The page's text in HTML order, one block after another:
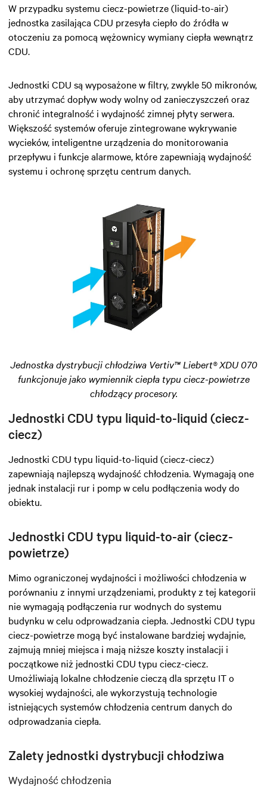
W przypadku systemu ciecz-powietrze (liquid-to-air)
jednostka zasilająca CDU przesyła ciepło do źródła w
otoczeniu za pomocą wężownicy wymiany ciepła wewnątrz
CDU.
Jednostki CDU są wyposażone w filtry, zwykle 50 mikronów,
aby utrzymać dopływ wody wolny od zanieczyszczeń oraz
chronić integralność i wydajność zimnej płyty serwera.
Większość systemów oferuje zintegrowane wykrywanie
wycieków, inteligentne urządzenia do monitorowania
przepływu i funkcje alarmowe, które zapewniają wydajność
systemu i ochronę sprzętu centrum danych.
Jednostka dystrybucji chłodziwa Vertiv™ Liebert® XDU 070
funkcjonuje jako wymiennik ciepła typu ciecz-powietrze
chłodzący procesory.
Jednostki CDU typu liquid-to-liquid (ciecz-
ciecz)
Jednostki CDU typu liquid-to-liquid (ciecz-ciecz)
zapewniają najlepszą wydajność chłodzenia. Wymagają one
jednak instalacji rur i pomp w celu podłączenia wody do
obiektu.
Jednostki CDU typu liquid-to-air (ciecz-
powietrze)
Mimo ograniczonej wydajności i możliwości chłodzenia w
porównaniu z innymi urządzeniami, produkty z tej kategorii
nie wymagają podłączenia rur wodnych do systemu
budynku w celu odprowadzania ciepła. Jednostki CDU typu
ciecz-powietrze mogą być instalowane bardziej wydajnie,
zajmują mniej miejsca i mają niższe koszty instalacji i
początkowe niż jednostki CDU typu ciecz-ciecz.
Umożliwiają lokalne chłodzenie cieczą dla sprzętu IT o
wysokiej wydajności, ale wykorzystują technologie
istniejących systemów chłodzenia centrum danych do
odprowadzania ciepła.
Zalety jednostki dystrybucji chłodziwa
Wydajność chłodzenia